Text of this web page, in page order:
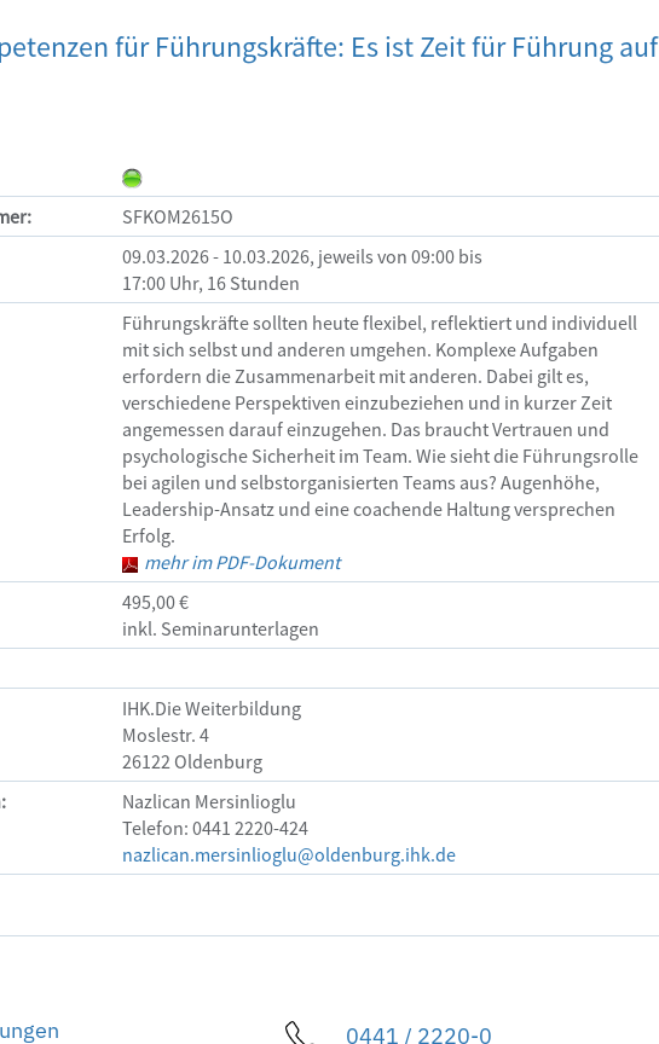
für Führungskräfte: Es ist Zeit für Führung auf
SFKOM2615O
09.03.2026 - 10.03.2026, jeweils von 09:00 bis
17:00 Uhr, 16 Stunden
Führungskräfte sollten heute flexibel, reflektiert und individuell
mit sich selbst und anderen umgehen. Komplexe Aufgaben
erfordern die Zusammenarbeit mit anderen. Dabei gilt es,
verschiedene Perspektiven einzubeziehen und in kurzer Zeit
angemessen darauf einzugehen. Das braucht Vertrauen und
psychologische Sicherheit im Team. Wie sieht die Führungsrolle
bei agilen und selbstorganisierten Teams aus? Augenhöhe,
Leadership-Ansatz und eine coachende Haltung versprechen
Erfolg.
mehr im PDF-Dokument
495,00 €
inkl. Seminarunterlagen
IHK.Die Weiterbildung
Moslestr. 4
26122 Oldenburg
Nazlican Mersinlioglu
Telefon: 0441 2220-424
nazlican.mersinlioglu@oldenburg.ihk.de
0441 / 2220-0